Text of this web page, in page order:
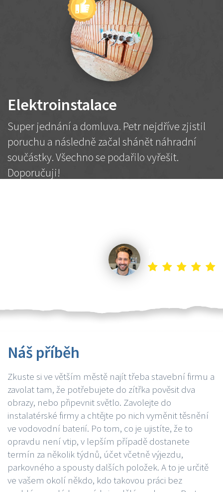
Elektroinstalace
Super jednání a domluva. Petr nejdříve zjistil
poruchu a následně začal shánět náhradní
součástky. Všechno se podařilo vyřešit.
Doporučuji!
Náš příběh
Zkuste si ve větším městě najít třeba stavební firmu a
zavolat tam, že potřebujete do zítřka pověsit dva
obrazy, nebo připevnit světlo. Zavolejte do
instalatérské firmy a chtějte po nich vyměnit těsnění
ve vodovodní baterií. Po tom, co je ujistíte, že to
opravdu není vtip, v lepším případě dostanete
termín za několik týdnů, účet včetně výjezdu,
parkovného a spousty dalších položek. A to je určitě
ve vašem okolí někdo, kdo takovou práci bez